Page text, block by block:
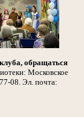
обращаться
Московское
08. Эл. почта: